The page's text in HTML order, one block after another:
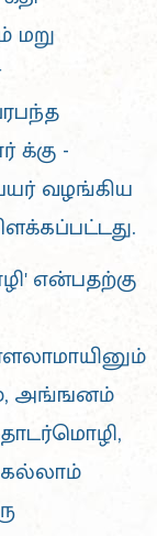
மறு
க்கு -
வழங்கிய
என்பதற்கு
அங்ஙனம்